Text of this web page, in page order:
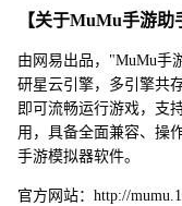
【关于MuMu手游助
由网易出品，"MuMu手
研星云引擎，多引擎共
即可流畅运行游戏，支
用，具备全面兼容、操
手游模拟器软件。
官方网站：http://